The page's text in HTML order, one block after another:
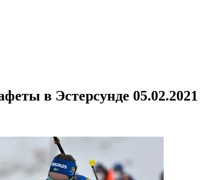
в Эстерсунде 05.02.2021